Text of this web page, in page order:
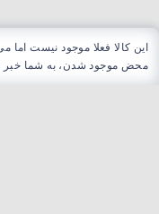
این کالا فعلا موجود نیست اما
محض موجود شدن، به شما خبر